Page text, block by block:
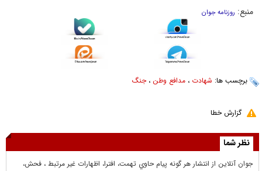
منبع: روزنامه جوان
برچسب ها: شهادت ، مدافع وطن ،جنگ
گزارش خطا
نظر شما
جوان آنلاين از انتشار هر گونه پيام حاوي تهمت، افترا، اظهارات غير مرتبط ، فحش،